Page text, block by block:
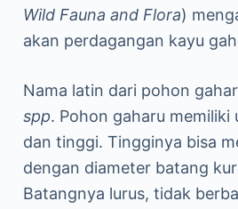
Wild Fauna and Flora)
akan perdagangan kayu
Nama latin dari pohon
spp. Pohon gaharu memiliki
dan tinggi. Tingginya bisa
dengan diameter batang
Batangnya lurus, tidak